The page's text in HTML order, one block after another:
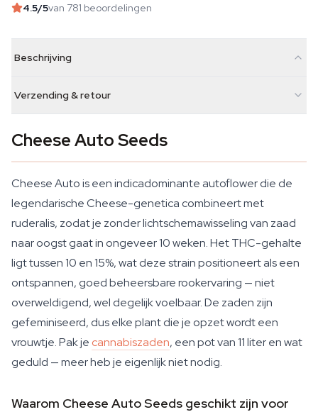
4.5/5van 781 beoordelingen
Beschrijving
Verzending & retour
Cheese Auto Seeds
Cheese Auto is een indicadominante autoflower die de
legendarische Cheese-genetica combineert met
ruderalis, zodat je zonder lichtschemawisseling van zaad
naar oogst gaat in ongeveer 10 weken. Het THC-gehalte
ligt tussen 10 en 15%, wat deze strain positioneert als een
ontspannen, goed beheersbare rookervaring — niet
overweldigend, wel degelijk voelbaar. De zaden zijn
gefeminiseerd, dus elke plant die je opzet wordt een
vrouwtje. Pak je cannabiszaden, een pot van 11 liter en wat
geduld — meer heb je eigenlijk niet nodig.
Waarom Cheese Auto Seeds geschikt zijn voor